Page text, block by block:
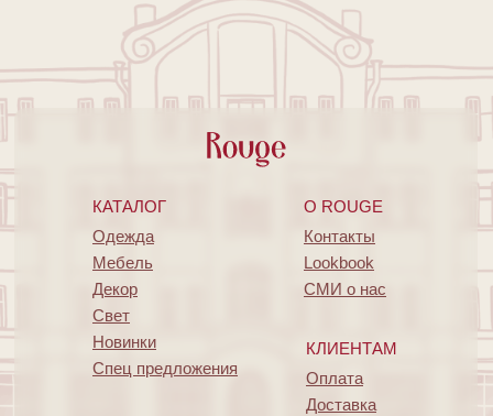
КАТАЛОГ O ROUGE
КЛИЕНТАМ
Одежда
Мебель
Декор
Свет
Новинки
Спец предложения
Контакты
Lookbook
СМИ о нас
Оплата
Доставка